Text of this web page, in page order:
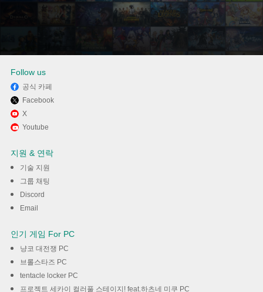
Memu Play에서 NEW 뮤직다운
- MUSIC DOWN 사용하기
Follow us
공식 카페
Facebook
X
Youtube
지원 & 연락
기술 지원
그룹 채팅
Discord
Email
인기 게임 For PC
냥코 대전쟁 PC
브롤스타즈 PC
tentacle locker PC
프로젝트 세카이 컬러풀 스테이지! feat.하츠네 미쿠 PC